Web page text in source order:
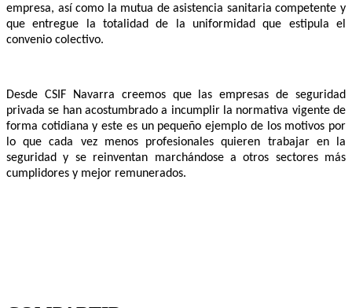
empresa, así como la mutua de asistencia sanitaria competente y
que entregue la totalidad de la uniformidad que estipula el
convenio colectivo.
Desde CSIF Navarra creemos que las empresas de seguridad
privada se han acostumbrado a incumplir la normativa vigente de
forma cotidiana y este es un pequeño ejemplo de los motivos por
lo que cada vez menos profesionales quieren trabajar en la
seguridad y se reinventan marchándose a otros sectores más
cumplidores y mejor remunerados.